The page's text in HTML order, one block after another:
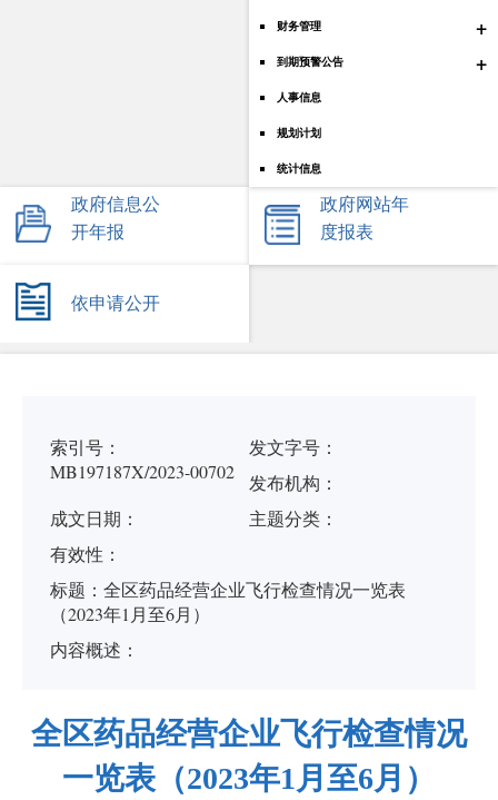
财务管理 +
到期预警公告 +
人事信息
规划计划
统计信息
政府信息公
开年报
政府网站年
度报表
依申请公开
索引号：
MB197187X/2023-00702
发文字号：
发布机构：
成文日期：
主题分类：
有效性：
标题： 全区药品经营企业飞行检查情况一览表
（2023年1月至6月）
内容概述：
全区药品经营企业飞行检查情况
一览表（2023年1月至6月）